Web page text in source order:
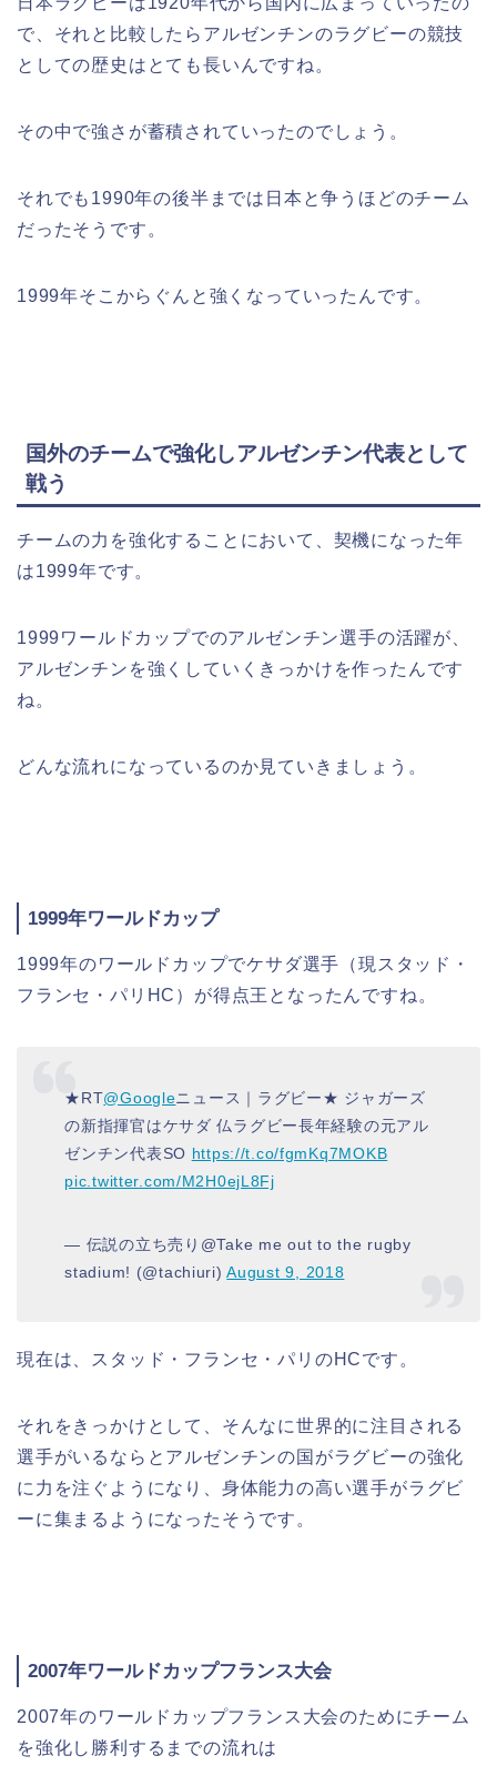
で、それと比較したらアルゼンチンのラグビーの競技
としての歴史はとても長いんですね。
その中で強さが蓄積されていったのでしょう。
それでも1990年の後半までは日本と争うほどのチーム
だったそうです。
1999年そこからぐんと強くなっていったんです。
国外のチームで強化しアルゼンチン代表として
戦う
チームの力を強化することにおいて、契機になった年
は1999年です。
1999ワールドカップでのアルゼンチン選手の活躍が、
アルゼンチンを強くしていくきっかけを作ったんです
ね。
どんな流れになっているのか見ていきましょう。
1999年ワールドカップ
1999年のワールドカップでケサダ選手（現スタッド・
フランセ・パリHC）が得点王となったんですね。
★RT@Googleニュース｜ラグビー★ ジャガーズ
の新指揮官はケサダ 仏ラグビー長年経験の元アル
ゼンチン代表SO https://t.co/fgmKq7MOKB
pic.twitter.com/M2H0ejL8Fj
— 伝説の立ち売り@Take me out to the rugby
stadium! (@tachiuri)August 9, 2018
現在は、スタッド・フランセ・パリのHCです。
それをきっかけとして、そんなに世界的に注目される
選手がいるならとアルゼンチンの国がラグビーの強化
に力を注ぐようになり、身体能力の高い選手がラグビ
ーに集まるようになったそうです。
2007年ワールドカップフランス大会
2007年のワールドカップフランス大会のためにチーム
を強化し勝利するまでの流れは